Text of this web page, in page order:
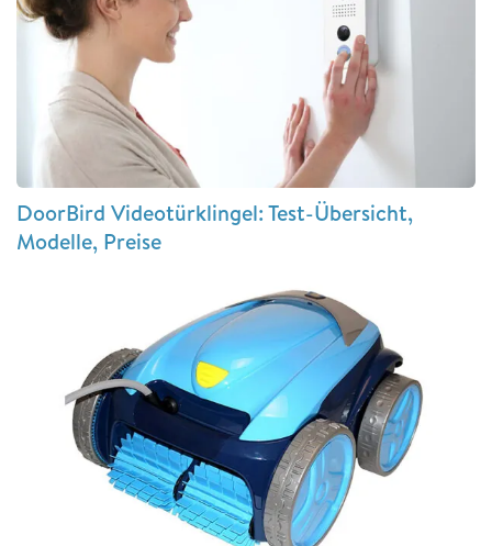
DoorBird Videotürklingel: Test-Übersicht,
Modelle, Preise